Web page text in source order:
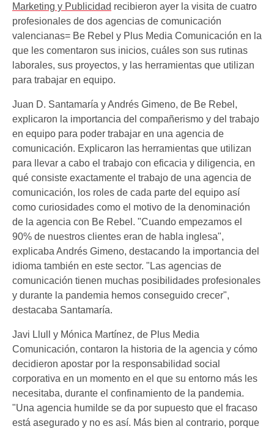
Marketing y Publicidad recibieron ayer la visita de cuatro
profesionales de dos agencias de comunicación
valencianas= Be Rebel y Plus Media Comunicación en la
que les comentaron sus inicios, cuáles son sus rutinas
laborales, sus proyectos, y las herramientas que utilizan
para trabajar en equipo.
Juan D. Santamaría y Andrés Gimeno, de Be Rebel,
explicaron la importancia del compañerismo y del trabajo
en equipo para poder trabajar en una agencia de
comunicación. Explicaron las herramientas que utilizan
para llevar a cabo el trabajo con eficacia y diligencia, en
qué consiste exactamente el trabajo de una agencia de
comunicación, los roles de cada parte del equipo así
como curiosidades como el motivo de la denominación
de la agencia con Be Rebel. "Cuando empezamos el
90% de nuestros clientes eran de habla inglesa",
explicaba Andrés Gimeno, destacando la importancia del
idioma también en este sector. "Las agencias de
comunicación tienen muchas posibilidades profesionales
y durante la pandemia hemos conseguido crecer",
destacaba Santamaría.
Javi Llull y Mónica Martínez, de Plus Media
Comunicación, contaron la historia de la agencia y cómo
decidieron apostar por la responsabilidad social
corporativa en un momento en el que su entorno más les
necesitaba, durante el confinamiento de la pandemia.
"Una agencia humilde se da por supuesto que el fracaso
está asegurado y no es así. Más bien al contrario, porque